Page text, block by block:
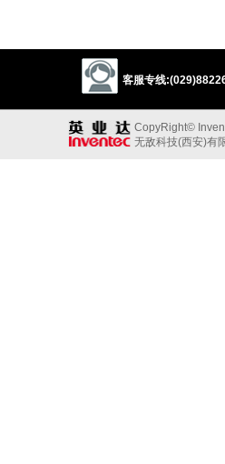
cut water down
客服专线
CopyRight©
无敌科技(西安)有